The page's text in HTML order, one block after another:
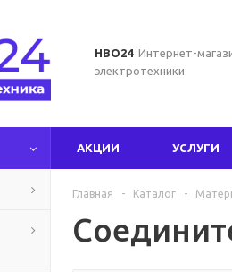
НВО24 Интернет-
электротехники
АКЦИИ УСЛУГИ
Главная - Каталог -